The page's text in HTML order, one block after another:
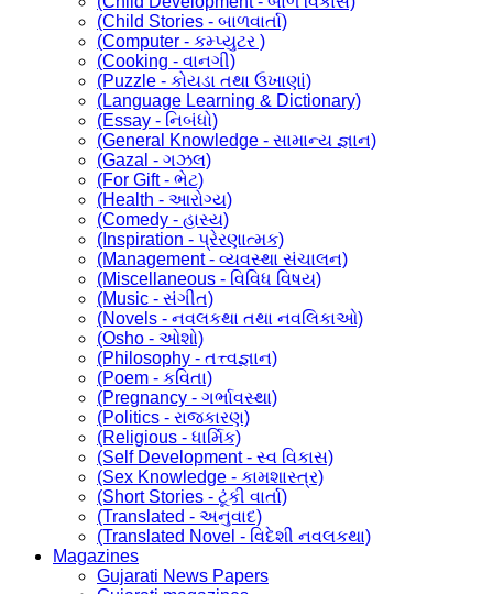
(Child Stories - બાળવાર્તા)
(Computer - કમ્પ્યુટર )
(Cooking - વાનગી)
(Puzzle - કોયડા તથા ઉખાણાં)
(Language Learning & Dictionary)
(Essay - નિબંધો)
(General Knowledge - સામાન્ય જ્ઞાન)
(Gazal - ગઝલ)
(For Gift - ભેટ)
(Health - આરોગ્ય)
(Comedy - હાસ્ય)
(Inspiration - પ્રેરણાત્મક)
(Management - વ્યવસ્થા સંચાલન)
(Miscellaneous - વિવિધ વિષય)
(Music - સંગીત)
(Novels - નવલકથા તથા નવલિકાઓ)
(Osho - ઓશો)
(Philosophy - તત્ત્વજ્ઞાન)
(Poem - કવિતા)
(Pregnancy - ગર્ભાવસ્થા)
(Politics - રાજકારણ)
(Religious - ધાર્મિક)
(Self Development - સ્વ વિકાસ)
(Sex Knowledge - કામશાસ્ત્ર)
(Short Stories - ટૂંકી વાર્તા)
(Translated - અનુવાદ)
(Translated Novel - વિદેશી નવલકથા)
Magazines
Gujarati News Papers